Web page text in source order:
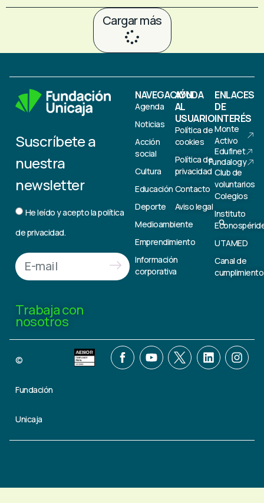
Cargar más
Suscríbete a
nuestra
newsletter
He leído y acepto lapolítica
de privacidad.
Trabaja con
nosotros
NAVEGACIÓN
Agenda
Noticias
Acción
social
Cultura
Educación
Deporte
Medioambiente
Emprendimiento
Información
corporativa
AYUDA
AL
USUARIO
Política de
cookies
Política de
privacidad
Contacto
Aviso legal
ENLACES
DE
INTERÉS
Monte
Activo
Edufinet
Fundalogy
Club de
voluntarios
Colegios
Instituto
UTAMED
Canal de
cumplimiento
©
Fundación
Unicaja